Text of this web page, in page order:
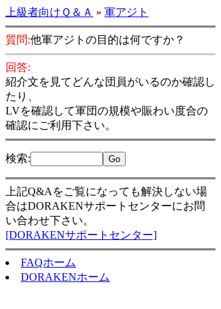
上級者向けＱ＆Ａ » 軍アジト
質問:他軍アジトの目的は何ですか？
回答:
紹介文を見てどんな団員がいるのか確認し
たり、
LVを確認して軍団の規模や賑わい度合の
確認にご利用下さい。
検索:
上記Q&Aをご覧になっても解決しない場
合はDORAKENサポートセンターにお問
い合わせ下さい。
[DORAKENサポートセンター]
FAQホーム
DORAKENホーム